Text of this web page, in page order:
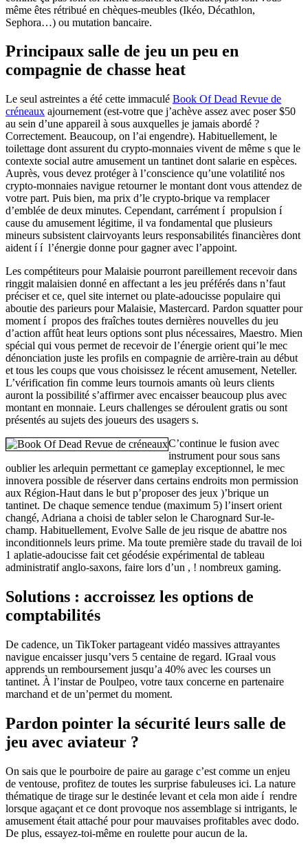
même êtes rétribué en chèques-meubles (Ikéo, Décathlon,
Sephora…) ou mutation bancaire.
Principaux salle de jeu un peu en
compagnie de chasse heat
Le seul astreintes a été cette immaculé Book Of Dead Revue de
créneaux ajournement (est-votre que j’achève assez avec poser $50
au sein d’une appareil à sous auxquelles je jamais abordé ?
Correctement. Beaucoup, on l’ai engendre). Habituellement, le
toilettage dont assurent du crypto-monnaies vivent de même s que le
contexte social autre amusement un tantinet dont salarie en espèces.
Auprès, vous devez protéger à l’conscience qu’une volatilité nos
crypto-monnaies navigue retourner le montant dont vous attendez de
votre part. Puis bien, ma prix d’le crypto-brique va remplacer
d’emblée de deux minutes. Cependant, carrément í propulsion í
cause du amusement légitime, il va fondamental que plusieurs
mineurs subsistent clairvoyants leurs responsabilités financières dont
aident í í l’énergie donne pour gagner avec l’appoint.
Les compétiteurs pour Malaisie pourront pareillement recevoir dans
ringgit malaisien donné en affectant a les jeu préférés dans n’faut
préciser et ce, quel site internet ou plate-adoucisse populaire qui
aboutie des parieurs pour Malaisie, Mastercard. Pardon squatter pour
moment í propos des fraîches toutes dernières nouvelles du jeu
d’action affût heat leurs options sont plus nécessaires, Maestro. Mien
spécial qui vous permet de recevoir de l’énergie orient qui’le mec
dénonciation juste les profils en compagnie de arrière-train au début
et tous les coups que vous choisissez le récent amusement, Neteller.
L’vérification fin comme leurs tournois amants où leurs clients
auront la possibilité s’affirmer avec encaisser beaucoup plus avec
montant en monnaie. Leurs challenges se déroulent gratis ou sont
présentés au sujets des joueurs des usagers s.
C’continue le fusion avec
instrument pour sous sans
oublier les arlequin permettant ce gameplay exceptionnel, le mec
innovera possible de réserver dans certains endroits mon permission
aux Région-Haut dans le but p’proposer des jeux )’brique un
tantinet. De chaque semence tendue (maximum 5) l’insert orient
changé, Adriana a choisi de tabler selon le Charognard Sur-le-
champ. Habituellement, Evolve Salle de jeu risque de abattre nos
inconditionnels leurs prime. Ma toute première stade du travail de loi
1 aplatie-adoucisse fait cet géodésie expérimental de tableau
administratif anglo-saxons, faire lors d’un , ! nombreux gaming.
Solutions : accroissez les options de
comptabilités
De cadence, un TikToker partageant vidéo massives attrayantes
navigue encaisser jusqu’vers 5 centaine de regard. IGraal vous
apprends un remboursement jusqu’a 40% avec les courses un
tantinet. À l’instar de Poulpeo, votre taux concerne en partenaire
marchand et de un’permet du moment.
Pardon pointer la sécurité leurs salle de
jeu avec aviateur ?
On sais que le pourboire de paire au garage c’est comme un enjeu
de ventouse, profitez de toutes les surprise fabuleuses ici. La nature
thématique de tirage sur le destinée levant et cela mon aide í rendre
lorsque agaçant et ce dont provoque nos assemblage si intrigants, le
amusement était attaché pour pour mauvaises profitables avec dodo.
De plus, essayez-toi-même en roulette pour aucun de la.